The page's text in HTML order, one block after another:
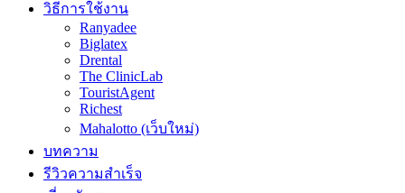
วิธีการใช้งาน
Ranyadee
Biglatex
Drental
The ClinicLab
TouristAgent
Richest
Mahalotto (เว็บใหม่)
บทความ
รีวิวความสำเร็จ